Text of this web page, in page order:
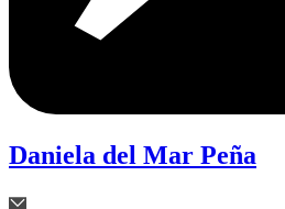
Daniela del Mar Peña